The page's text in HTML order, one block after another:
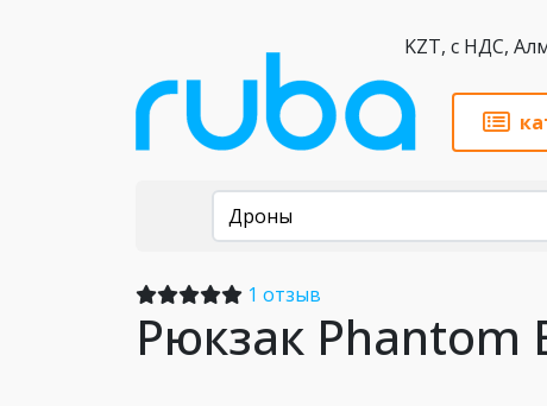
KZT, с
Каталог
Дроны
1 отзыв
Рюкзак Phantom